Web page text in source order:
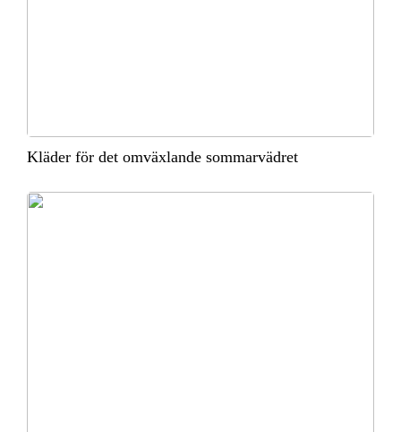
Kläder för det omväxlande sommarvädret